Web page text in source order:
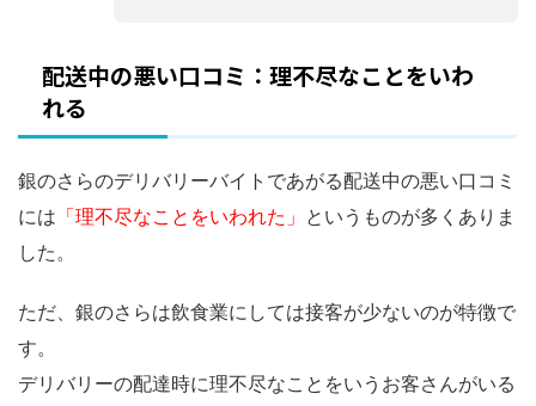
配送中の悪い口コミ：理不尽なことをいわ
れる
銀のさらのデリバリーバイトであがる配送中の悪い口コミ
には 「理不尽なことをいわれた」 というものが多くありま
した。
ただ、銀のさらは飲食業にしては接客が少ないのが特徴で
す。
デリバリーの配達時に理不尽なことをいうお客さんがいる